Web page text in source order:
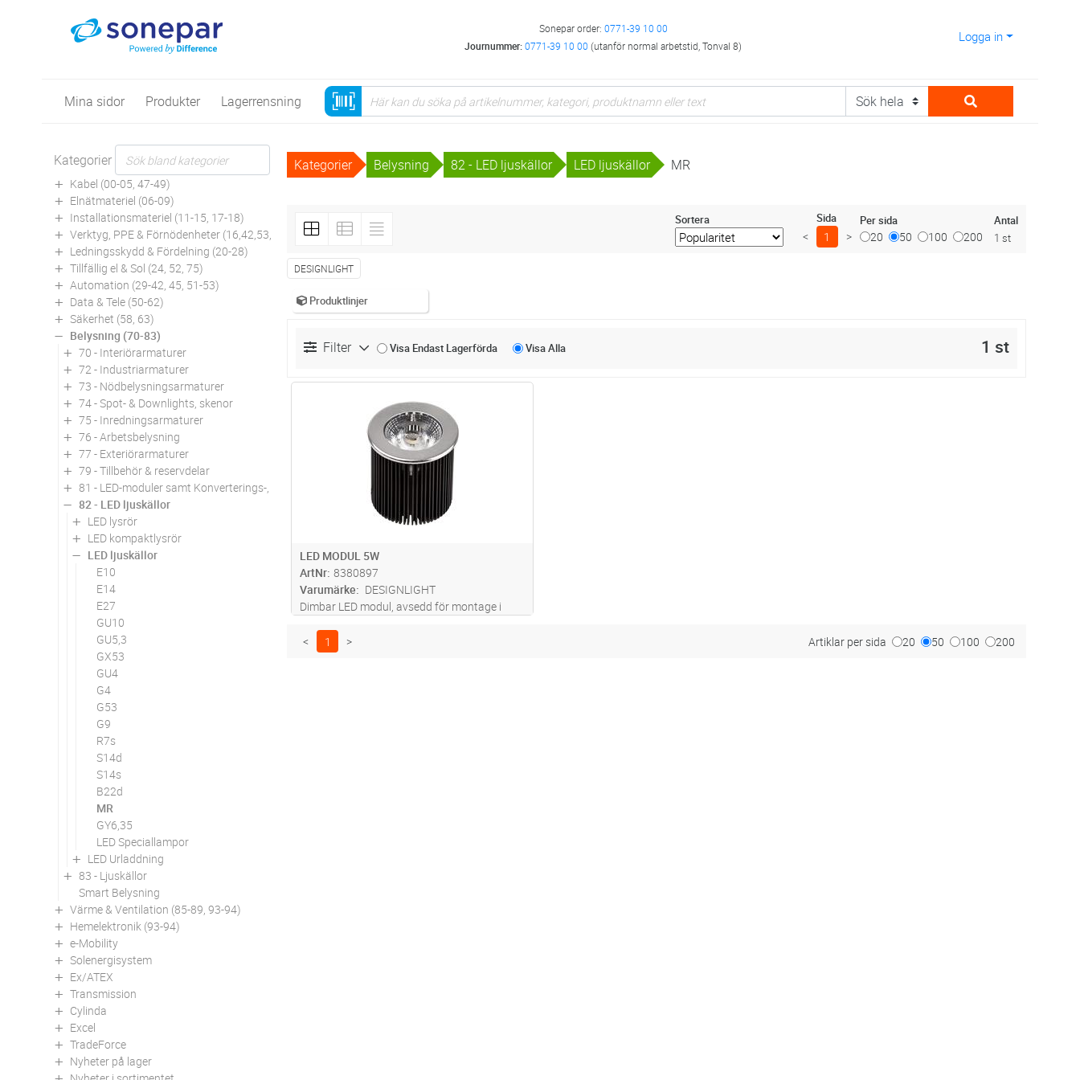
Sonepar order: 0771-39 10 00
Journummer:0771-39 10 00 (utanför normal arbetstid, Tonval 8)
Logga in
Mina sidor Produkter Lagerrensning
Kategorier
Kabel (00-05, 47-49)
Elnätmateriel (06-09)
Installationsmateriel (11-15, 17-18)
Verktyg, PPE & Förnödenheter (16,42,53,94)
Ledningsskydd & Fördelning (20-28)
Tillfällig el & Sol (24, 52, 75)
Automation (29-42, 45, 51-53)
Data & Tele (50-62)
Säkerhet (58, 63)
Belysning (70-83)
70 - Interiörarmaturer
72 - Industriarmaturer
73 - Nödbelysningsarmaturer
74 - Spot- & Downlights, skenor
75 - Inredningsarmaturer
76 - Arbetsbelysning
77 - Exteriörarmaturer
79 - Tillbehör & reservdelar
81 - LED-moduler samt Konverterings-, utbytes- och ombyggnadssatser
82 - LED ljuskällor
LED lysrör
LED kompaktlysrör
LED ljuskällor
E10
E14
E27
GU10
GU5,3
GX53
GU4
G4
G53
G9
R7s
S14d
S14s
B22d
MR
GY6,35
LED Speciallampor
LED Urladdning
83 - Ljuskällor
Smart Belysning
Värme & Ventilation (85-89, 93-94)
Hemelektronik (93-94)
e-Mobility
Solenergisystem
Ex/ATEX
Transmission
Cylinda
Excel
TradeForce
Nyheter på lager
Kategorier Belysning 82 - LED ljuskällor LED ljuskällor MR
Sortera Sida
< 1 >
Per sida
20 50 100 200
Antal
1 st
DESIGNLIGHT
Produktlinjer
Filter Visa Endast Lagerförda VisaAlla 1 st
Lägg i kundvagn
LED MODUL 5W
ArtNr 8380897
Varumärke
DESIGNLIGHT
Dimbar LED modul, avsedd för montage i
<
1 > Artiklar per sida 20 50 100 200